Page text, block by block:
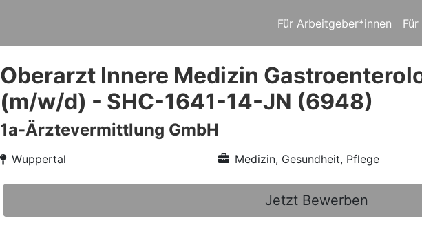
Für Arbeitgeber*innen
Oberarzt Innere Medizin
(m/w/d) - SHC-1641-14-JN (6948)
1a-Ärztevermittlung GmbH
Wuppertal Medizin, Gesundheit, Pflege
Jetzt Bewerben